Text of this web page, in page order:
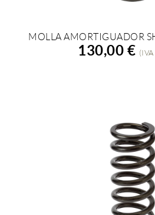
AÑADIR A LA
MOLLA AMORTIGUADOR
130,00 €